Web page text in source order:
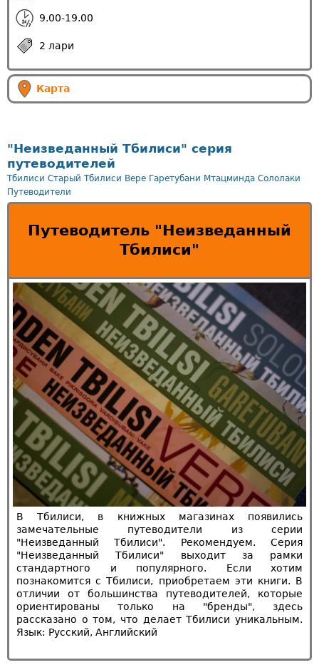
9.00-19.00
2 лари
Карта
"Неизведанный Тбилиси" серия
путеводителей
Тбилиси Старый Тбилиси Вере Гаретубани Мтацминда Сололаки
Путеводители
Путеводитель "Неизведанный
Тбилиси"
В Тбилиси, в книжных магазинах появились
замечательные путеводители из серии
"Неизведанный Тбилиси". Рекомендуем. Cерия
"Неизведанный Тбилиси" выходит за рамки
стандартного и популярного. Если хотим
познакомится с Тбилиси, приобретаем эти книги. В
отличии от большинства путеводителей, которые
ориентированы только на "бренды", здесь
рассказано о том, что делает Тбилиси уникальным.
Язык: Русский, Английский